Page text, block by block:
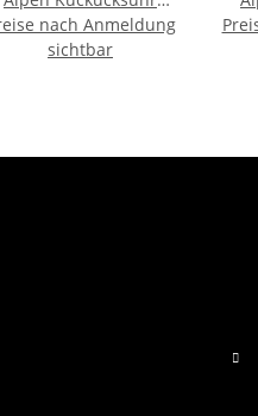
Magnet
Urlaubserinnerung
nach Anmeldung
sichtbar